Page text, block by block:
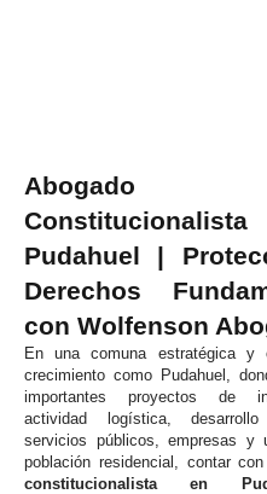
Abogado
Pudahuel |
Derechos
con Wolfenson
En una comuna estratégica y
crecimiento como Pudahuel,
importantes proyectos de
actividad logística, desarrollo
servicios públicos, empresas y
población residencial, contar
constitucionalista en